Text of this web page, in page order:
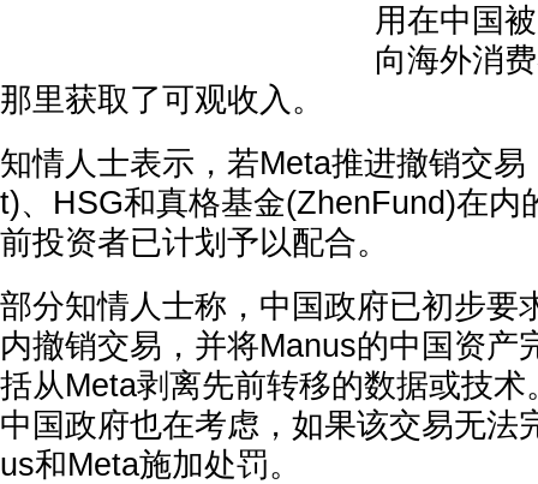
用在中国
向海外消
那里获取了可观收入。
知情人士表示，若Meta推进撤销交易
t)、HSG和真格基金(ZhenFund)在内
前投资者已计划予以配合。
部分知情人士称，中国政府已初步要
内撤销交易，并将Manus的中国资产
括从Meta剥离先前转移的数据或技
中国政府也在考虑，如果该交易无法
us和Meta施加处罚。